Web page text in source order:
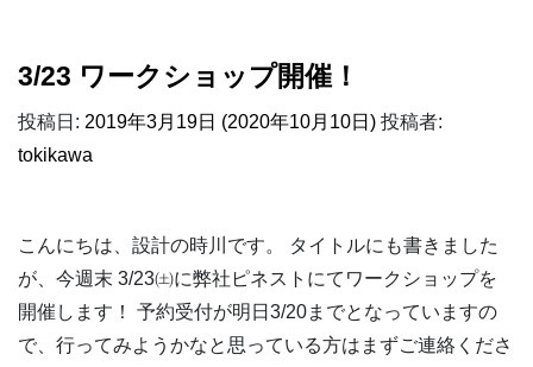
3/23 ワークショップ開催！
投稿日: 2019年3月19日 (2020年10月10日) 投稿者:
tokikawa
こんにちは、設計の時川です。 タイトルにも書きました
が、今週末 3/23㈯に弊社ピネストにてワークショップを
開催します！ 予約受付が明日3/20までとなっていますの
で、行ってみようかなと思っている方はまずご連絡くださ